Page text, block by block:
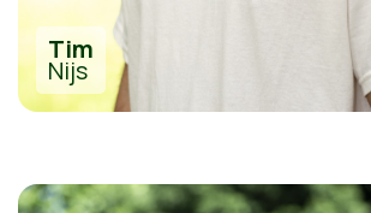
Tim
Nijs